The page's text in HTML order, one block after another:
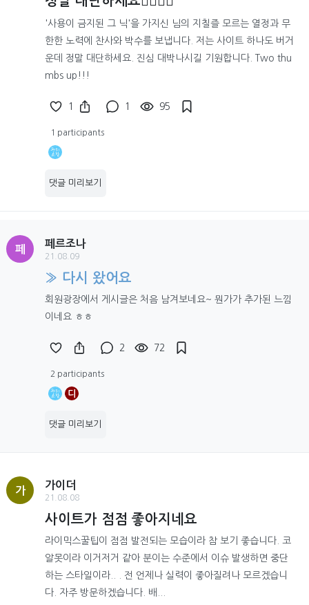
'사용이 금지된 그 닉'을 가지신 님의 지칠즐 모르는 열정과 무
한한 노력에 찬사와 박수를 보냅니다. 저는 사이트 하나도 버거
운데 정말 대단하세요. 진심 대박나시길 기원합니다. Two thu
mbs up!!!
1 1 95
1 participants
댓글 미리보기
페
페르조나
21.08.09
» 다시 왔어요
회원광장에서 게시글은 처음 남겨보네요~ 뭔가가 추가된 느낌
이네요 ㅎㅎ
2 72
2 participants
디
댓글 미리보기
가
가이더
21.08.08
사이트가 점점 좋아지네요
라이믹스꿀팁이 점점 발전되는 모습이라 참 보기 좋습니다. 코
알못이라 이거저거 같아 분이는 수준에서 이슈 발생하면 중단
하는 스타일이라.. . 전 언제나 실력이 좋아질려나 모르겠습니
다. 자주 방문하겠습니다. 배...